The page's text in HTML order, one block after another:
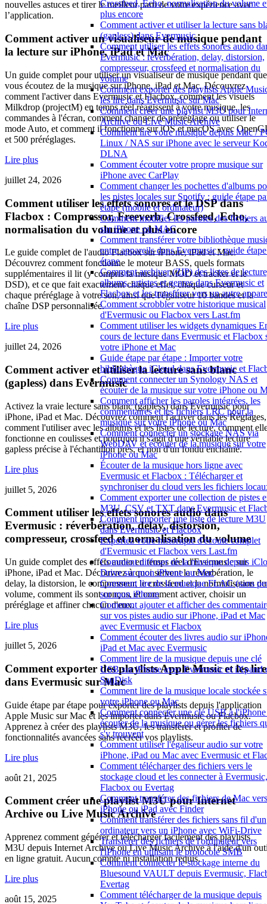
Crossfeed, Echo, normalisation du volume
plus encore
Comment activer et utiliser la lecture sans
(gapless) dans Evermusic
Comment utiliser les effets sonores audio
Evermusic : réverbération, delay, distorsion,
compresseur, crossfeed et normalisation du
volume
Comment exporter des playlists Apple
les lire dans Evermusic sur Mac
Comment créer une playlist M3U pour
Archive ou Live Music Archive
Comment lire votre musique depuis Mac /
Linux / NAS sur iPhone avec le serveur
DLNA
Comment écouter votre propre musique sur
iPhone avec CarPlay
Comment changer les pochettes d'albums
les pistes locales sur Spotify : guide étape
étape (mobile et ordinateur)
Comment modifier les paroles des fichiers
sur iPhone ou MAC
Comment transférer votre bibliothèque
entre appareils dans Evermusic : guide
étape
Comment archiver (ZIP) des listes de
albums, artistes et genres dans Evermusic et
Flacbox et les transférer vers un autre
Comment scrobbler votre historique musical
d'Evermusic ou Flacbox vers Last.fm
Comment utiliser les widgets dynamiques
cours de lecture dans Evermusic et Flacbox
votre iPhone et Mac
Guide étape par étape : Importer votre
bibliothèque iCloud dans Evermusic et
Comment connecter un Synology NAS et
écouter de la musique sur votre iPhone ou
Comment afficher les paroles intégrées, les
commentaires et les fichiers LRC pour la
musique sur votre iPhone ou Mac
Comment connecter un stockage NAS via
WebDAV et écouter de la musique sur votre
iPhone ou Mac
Écouter de la musique hors ligne avec
Evermusic et Flacbox : Télécharger et
synchroniser du cloud vers les fichiers
Comment exporter une collection de pistes
M3U, CSV et TXT dans Evermusic et
Comment importer une liste de lecture M3U
dans Evermusic et Flacbox
Exportez votre historique d'écoute complet
d'Evermusic et Flacbox vers Last.fm
Comment diffuser de la musique depuis
Drive sur mon iPhone ou Mac
Comment lire de la musique FLAC (sans
sur mon iPhone
Comment ajouter et afficher des
sur vos pistes audio sur iPhone, iPad et Mac
avec Evermusic et Flacbox
Comment écouter des livres audio sur
iPad et Mac avec Evermusic
Comment lire de la musique depuis une clé
USB sur iPhone avec Evermusic et iXpand
SanDisk
Comment lire de la musique locale stockée
votre iPhone ou Mac
Comment connecter une clé USB à l'iPhone
écouter de la musique ou gérer les fichiers
s'y trouvent
Comment utiliser l'égaliseur audio sur votre
iPhone, iPad ou Mac avec Evermusic et
Comment télécharger des fichiers vers le
stockage cloud et les connecter à Evermusic,
Flacbox ou Evertag
Comment transférer des fichiers de Mac vers
iPhone ou iPad avec Finder
Comment transférer des fichiers sans fil d'un
ordinateur vers un iPhone avec WiFi-Drive
Transférer des fichiers de l'ordinateur vers
l'iPhone en utilisant le protocole SMB
Comment connecter le stockage interne du
Bluesound VAULT depuis Evermusic,
Evertag
Comment télécharger de la musique depuis
nouvelles astuces et tirer le meilleur parti de votre expérience avec
l’application.
Comment activer un visualiseur de musique pendant
la lecture sur iPhone, iPad et Mac
Un guide complet pour utiliser un visualiseur de musique pendant que
vous écoutez de la musique sur iPhone, iPad et Mac. Découvrez
comment l'activer dans Evermusic et Flacbox, comment les visuels
Milkdrop (projectM) en temps réel réagissent à votre musique, les
commandes à l'écran, comment changer de préréglage ou utiliser le
mode Auto, et comment il fonctionne sur iOS et macOS avec
et 500 préréglages.
Lire plus
juillet 24, 2026
Comment utiliser les effets sonores et le DSP dans
Flacbox : Compressor, Freeverb, Crossfeed, Echo,
normalisation du volume et plus encore
Le guide complet de l'audio Flacbox sur iPhone, iPad et Mac.
Découvrez comment fonctionne le moteur BASS, quels formats
supplémentaires il lit (y compris la musique MOD et tracker et le
DSD), et ce que fait exactement chaque effet, chaque curseur et
chaque préréglage à votre son, ainsi que l'égaliseur 10 bandes et la
chaîne DSP personnalisée.
Lire plus
juillet 24, 2026
Comment activer et utiliser la lecture sans blanc
(gapless) dans Evermusic
Activez la vraie lecture sans blanc (gapless) dans Evermusic pour
iPhone, iPad et Mac. Découvrez comment l'activer dans les Réglages,
comment l'utiliser avec les albums et les listes de lecture, comment
fonctionne en coulisses et pourquoi il s'agit d'une véritable lecture
gapless précise à l'échantillon près, et non d'un fondu enchaîné.
Lire plus
juillet 5, 2026
Comment utiliser les effets sonores audio dans
Evermusic : réverbération, delay, distorsion,
compresseur, crossfeed et normalisation du volume
Un guide complet des effets audio en temps réel d'Evermusic sur
iPhone, iPad et Mac. Découvrez à quoi servent la réverbération, le
delay, la distorsion, le compresseur, le crossfeed et la normalisation du
volume, comment ils sont conçus, et comment activer, choisir un
préréglage et affiner chacun d'eux.
Lire plus
juillet 5, 2026
Comment exporter des playlists Apple Music et les lire
dans Evermusic sur Mac
Guide étape par étape pour exporter des playlists depuis l'application
Apple Music sur Mac et les importer dans Evermusic ou Flacbox.
Apprenez à créer des playlists M3U, les transférer et profiter de
fonctionnalités avancées sans recréer vos playlists.
Lire plus
août 21, 2025
Comment créer une playlist M3U pour Internet
Archive ou Live Music Archive
Apprenez comment générer et télécharger facilement des playlists
M3U depuis Internet Archive ou Live Music Archive à l'aide d'un
en ligne gratuit. Aucun compte ni installation requis.
Lire plus
août 15, 2025